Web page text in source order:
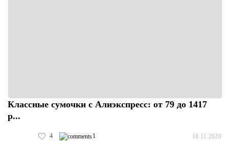
Классные сумочки с Алиэкспресс: от 79 до 1417
р...
4 1 18.11.2020